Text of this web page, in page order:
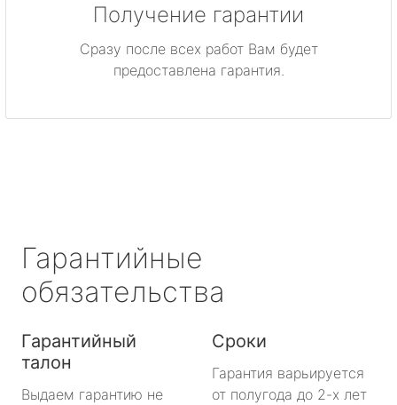
Получение гарантии
Сразу после всех работ Вам будет
предоставлена гарантия.
Гарантийные
обязательства
Гарантийный
талон
Выдаем гарантию не
Сроки
Гарантия варьируется
от полугода до 2-х лет